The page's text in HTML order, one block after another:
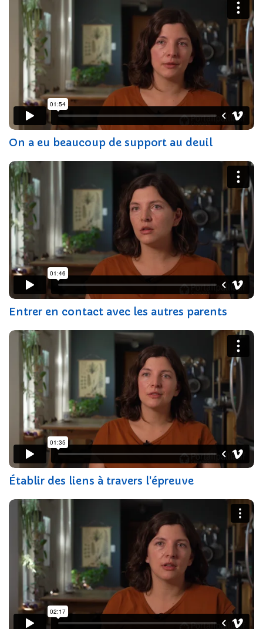
On a eu beaucoup de support au deuil
Entrer en contact avec les autres parents
Établir des liens à travers l'épreuve